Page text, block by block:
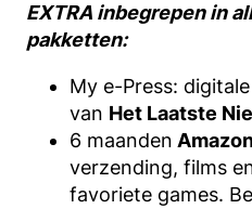
EXTRA inbegrepen in
pakketten:
My e-Press:
van Het Laatste
6 maanden
verzending, films
favoriete games.